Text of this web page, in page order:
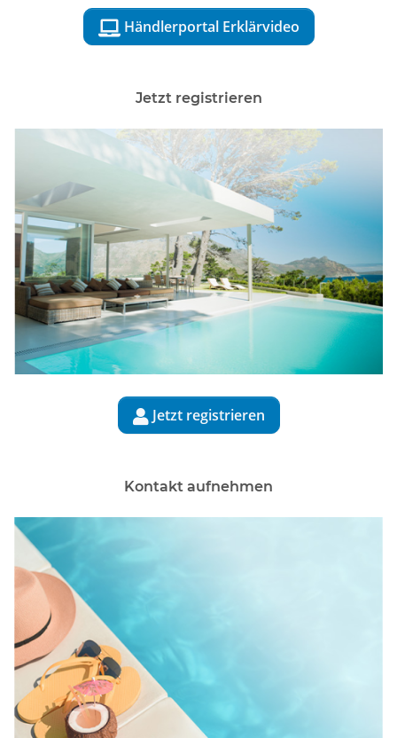
 Händlerportal Erklärvideo
Jetzt registrieren
 Jetzt registrieren
Kontakt aufnehmen